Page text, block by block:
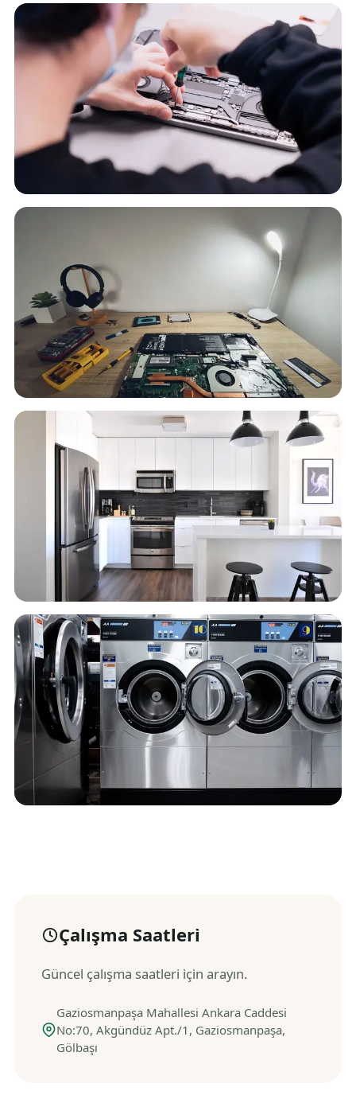
Çalışma Saatleri
Güncel çalışma saatleri için arayın.
Gaziosmanpaşa Mahallesi Ankara Caddesi
No:70, Akgündüz Apt./1, Gaziosmanpaşa,
Gölbaşı